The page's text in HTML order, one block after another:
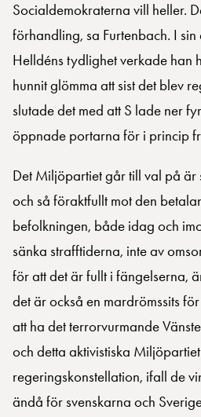
Socialdemokraterna vill heller.
förhandling, sa Furtenbach. I
Helldéns tydlighet verkade han
hunnit glömma att sist det blev
slutade det med att S lade ner
öppnade portarna för i princip
Det Miljöpartiet går till val på är
och så föraktfullt mot den
befolkningen, både idag och
sänka strafftiderna, inte av
för att det är fullt i fängelserna,
det är också en mardrömssits
att ha det terrorvurmande
och detta aktivistiska
regeringskonstellation, ifall de
ändå för svenskarna och